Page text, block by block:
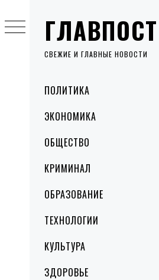
ГЛАВПОСТ
СВЕЖИЕ И ГЛАВНЫЕ НОВОСТИ
MenuПОЛИТИКА
ЭКОНОМИКА
ОБЩЕСТВО
КРИМИНАЛ
ОБРАЗОВАНИЕ
ТЕХНОЛОГИИ
КУЛЬТУРА
ЗДОРОВЬЕ
to
content